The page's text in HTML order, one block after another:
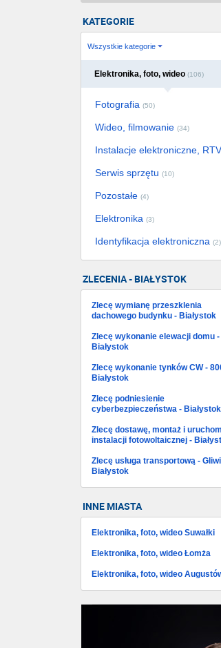
KATEGORIE
Wszystkie kategorie
Elektronika, foto, wideo (106)
Fotografia (50)
Wideo, filmowanie (34)
Instalacje elektroniczne,
Serwis sprzętu (10)
Pozostałe (4)
Elektronika (3)
Identyfikacja elektroniczna (2)
ZLECENIA - BIAŁYSTOK
Zlecę wymianę przeszklenia
dachowego budynku - Białystok
Zlecę wykonanie elewacji domu -
Białystok
Zlecę wykonanie tynków CW -
Białystok
Zlecę podniesienie
cyberbezpieczeństwa - Białystok
Zlecę dostawę, montaż i
instalacji fotowoltaicznej -
Zlecę usługa transportową -
Białystok
INNE MIASTA
Elektronika, foto, wideo Suwałki
Elektronika, foto, wideo Łomża
Elektronika, foto, wideo